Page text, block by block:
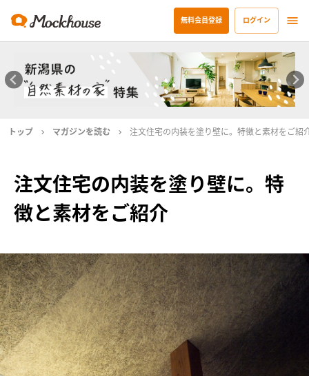
無料会員登録 ログイン
トップ マガジンを読む 注文住宅の内装を塗り壁に。特徴と素材をご紹
注文住宅の内装を塗り壁に。特
徴と素材をご紹介